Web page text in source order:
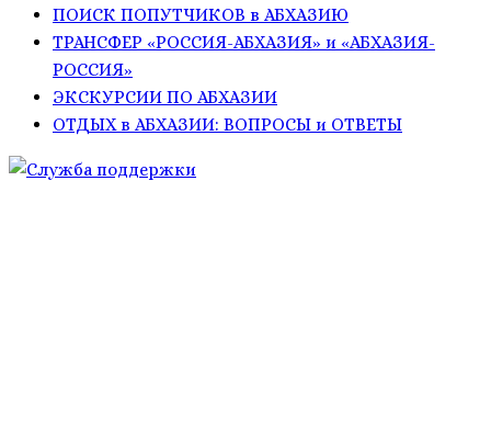
ПОИСК ПОПУТЧИКОВ в АБХАЗИЮ
ТРАНСФЕР «РОССИЯ-АБХАЗИЯ» и «АБХАЗИЯ-
РОССИЯ»
ЭКСКУРСИИ ПО АБХАЗИИ
ОТДЫХ в АБХАЗИИ: ВОПРОСЫ и ОТВЕТЫ